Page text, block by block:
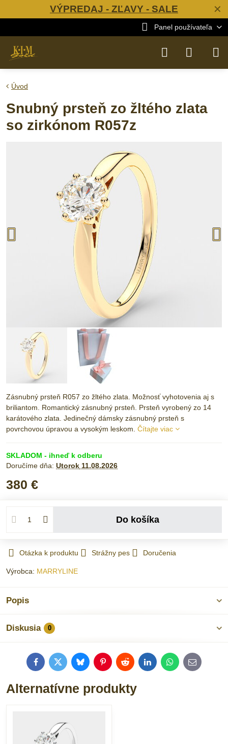
✕
VÝPREDAJ - ZĽAVY - SALE
Panel používateľa
Úvod
Snubný prsteň zo žltého zlata
so zirkónom R057z
Zásnubný prsteň R057 zo žltého zlata. Možnosť vyhotovenia aj s
briliantom. Romantický zásnubný prsteň. Prsteň vyrobený zo 14
karátového zlata. Jedinečný dámsky zásnubný prsteň s
povrchovou úpravou a vysokým leskom. Čítajte viac
SKLADOM - ihneď k odberu
Doručíme dňa: Utorok 11.08.2026
380 €
Do košíka
Otázka k produktu Strážny pes Doručenia
Výrobca: MARRYLINE
Popis
Diskusia 0
FacebookTwitterBlueskyPinterestRedditLinkedInWhatsApp
E-
mail
Alternatívne produkty